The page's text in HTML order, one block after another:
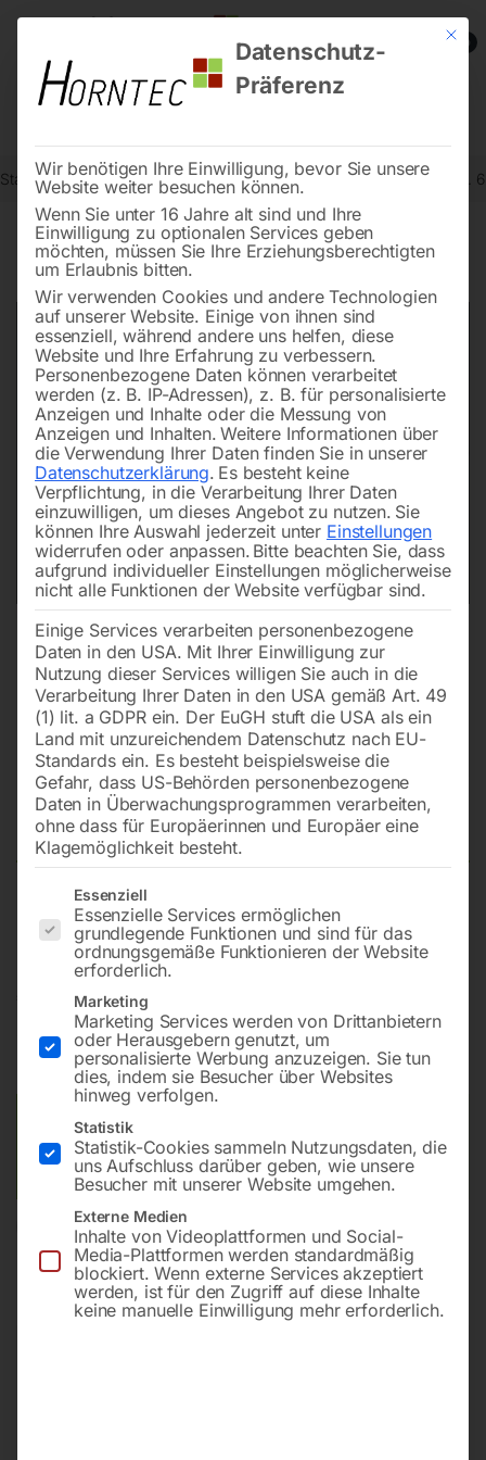
0
Start Metallbearbeitung Bohr- und Fräszubehör Zahnstange Nr. 6
Zahnstange Nr. 6
zu KBM 32 S
84,00
inkl. MwSt. zzgl.Versandkosten
Lieferzeit:ca. 2 - 3 Tage
Versandkosten Standard (Österreich):
Bitte beachten Sie: Die Versandkosten gelten für Österreich.
Andere Länder können abweichen.
In den Warenkorb
Mit
Datenschutz-
Präferenz
Wir benötigen Ihre Einwilligung, bevor Sie unsere
Website weiter besuchen können.
Wenn Sie unter 16 Jahre alt sind und Ihre
Einwilligung zu optionalen Services geben
möchten, müssen Sie Ihre Erziehungsberechtigten
um Erlaubnis bitten.
Wir verwenden Cookies und andere Technologien
auf unserer Website. Einige von ihnen sind
essenziell, während andere uns helfen, diese
Website und Ihre Erfahrung zu verbessern.
Personenbezogene Daten können verarbeitet
werden (z. B. IP-Adressen), z. B. für personalisierte
Anzeigen und Inhalte oder die Messung von
Anzeigen und Inhalten. Weitere Informationen über
die Verwendung Ihrer Daten finden Sie in unserer
Datenschutzerklärung. Es besteht keine
Verpflichtung, in die Verarbeitung Ihrer Daten
einzuwilligen, um dieses Angebot zu nutzen. Sie
können Ihre Auswahl jederzeit unter Einstellungen
widerrufen oder anpassen. Bitte beachten Sie, dass
aufgrund individueller Einstellungen möglicherweise
nicht alle Funktionen der Website verfügbar sind.
Einige Services verarbeiten personenbezogene
Daten in den USA. Mit Ihrer Einwilligung zur
Nutzung dieser Services willigen Sie auch in die
Verarbeitung Ihrer Daten in den USA gemäß Art. 49
(1) lit. a GDPR ein. Der EuGH stuft die USA als ein
Land mit unzureichendem Datenschutz nach EU-
Standards ein. Es besteht beispielsweise die
Gefahr, dass US-Behörden personenbezogene
Daten in Überwachungsprogrammen verarbeiten,
ohne dass für Europäerinnen und Europäer eine
Klagemöglichkeit besteht.
Es folgt eine Liste der Service-Gruppen, für die eine
Essenziell
Essenzielle Services ermöglichen
grundlegende Funktionen und sind für das
ordnungsgemäße Funktionieren der Website
erforderlich.
Marketing
Marketing Services werden von Drittanbietern
oder Herausgebern genutzt, um
personalisierte Werbung anzuzeigen. Sie tun
dies, indem sie Besucher über Websites
hinweg verfolgen.
Statistik
Statistik-Cookies sammeln Nutzungsdaten, die
uns Aufschluss darüber geben, wie unsere
Besucher mit unserer Website umgehen.
Externe Medien
Inhalte von Videoplattformen und Social-
Media-Plattformen werden standardmäßig
blockiert. Wenn externe Services akzeptiert
werden, ist für den Zugriff auf diese Inhalte
keine manuelle Einwilligung mehr erforderlich.